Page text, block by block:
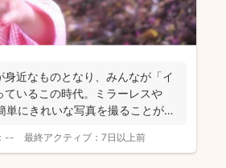
身近なものとなり、みんなが「イ
ているこの時代。ミラーレスや
単にきれいな写真を撮ることがで
-- 最終アクティブ： 7日以上前